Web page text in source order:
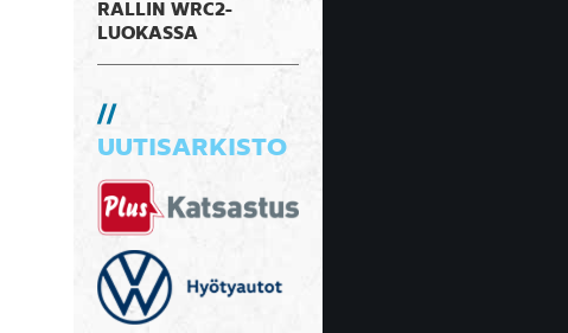
RALLIN WRC2-
LUOKASSA
UUTISARKISTO